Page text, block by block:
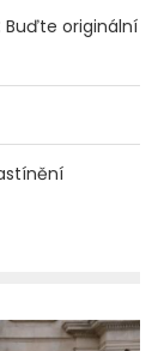
Buďte originální